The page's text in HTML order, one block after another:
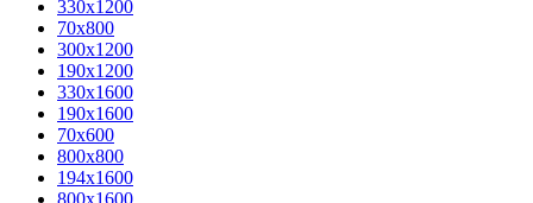
330x1200
70x800
300x1200
190x1200
330x1600
190x1600
70x600
800x800
194x1600
800x1600